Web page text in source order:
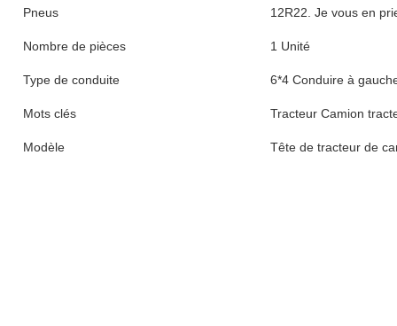
Pneus 12R22. Je vous en
Nombre de pièces 1 Unité
Type de conduite 6*4 Conduire à
Mots clés Tracteur Camion
Modèle Tête de tracteur de